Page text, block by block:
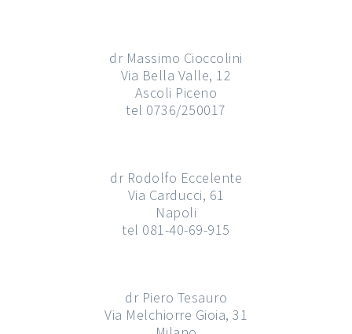
dr Massimo Cioccolini
Via Bella Valle, 12
Ascoli Piceno
tel 0736/250017
dr Rodolfo Eccelente
Via Carducci, 61
Napoli
tel 081-40-69-915
dr Piero Tesauro
Via Melchiorre Gioia, 31